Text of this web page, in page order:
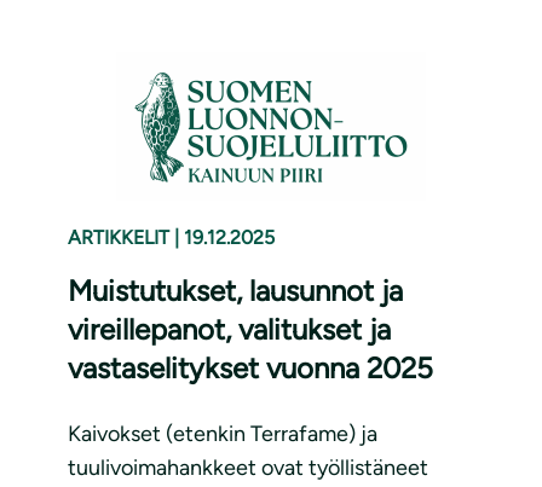
ARTIKKELIT 19.12.2025
Muistutukset, lausunnot ja
vireillepanot, valitukset ja
vastaselitykset vuonna 2025
Kaivokset (etenkin Terrafame) ja
tuulivoimahankkeet ovat työllistäneet